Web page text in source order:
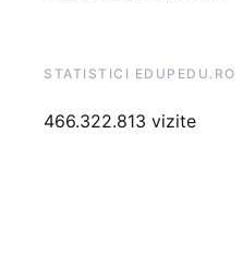
STATISTICI EDUPEDU.RO
466.322.813 vizite